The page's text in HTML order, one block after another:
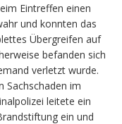
Eintreffen einen
und konnten das
Übergreifen auf
befanden sich
verletzt wurde.
Sachschaden im
leitete ein
ein und